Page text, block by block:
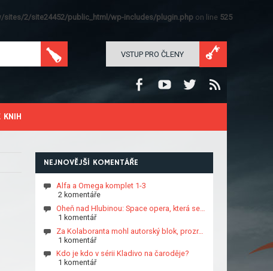
sites/2/site24452/public_html/wp-includes/plugin.php on line 525
VSTUP PRO ČLENY
KNIH
NEJNOVĚJŠÍ KOMENTÁŘE
Alfa a Omega komplet 1-3
2 komentáře
Oheň nad Hlubinou: Space opera, která se…
1 komentář
Za Kolaboranta mohl autorský blok, prozr…
1 komentář
Kdo je kdo v sérii Kladivo na čaroděje?
1 komentář